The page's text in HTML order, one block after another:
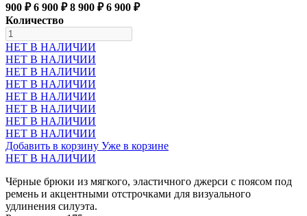
900 ₽ 6 900 ₽ 8 900 ₽ 6 900 ₽
Количество
НЕТ В НАЛИЧИИ
НЕТ В НАЛИЧИИ
НЕТ В НАЛИЧИИ
НЕТ В НАЛИЧИИ
НЕТ В НАЛИЧИИ
НЕТ В НАЛИЧИИ
НЕТ В НАЛИЧИИ
НЕТ В НАЛИЧИИ
Добавить в корзину Уже в корзине
НЕТ В НАЛИЧИИ
Чёрные брюки из мягкого, эластичного джерси с поясом под
ремень и акцентными отстрочками для визуального
удлинения силуэта.